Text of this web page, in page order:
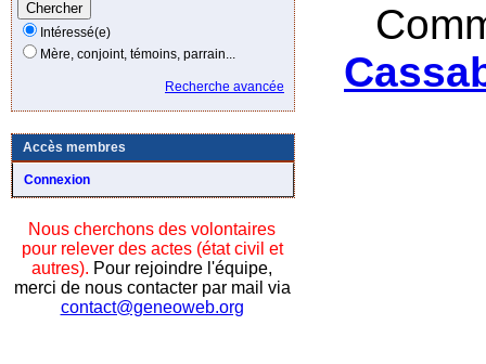
Intéressé(e)
Mère, conjoint, témoins, parrain...
Recherche avancée
Accès membres
Connexion
Nous cherchons des volontaires
pour relever des actes (état civil et
autres). Pour rejoindre l'équipe,
merci de nous contacter par mail via
contact@geneoweb.org